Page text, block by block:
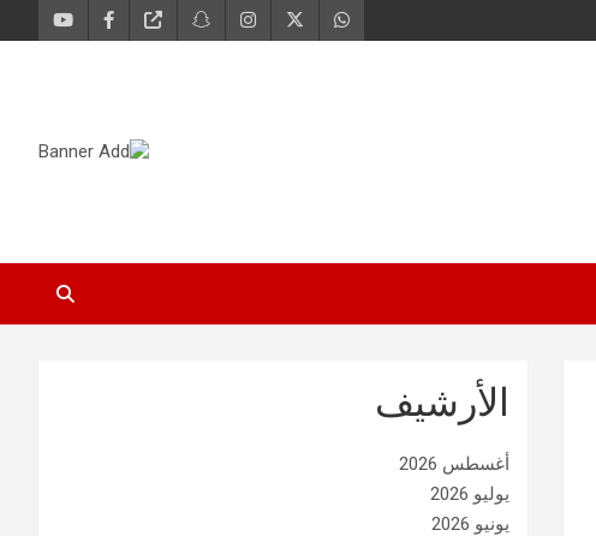
الأرشيف
أغسطس 2026
يوليو 2026
يونيو 2026